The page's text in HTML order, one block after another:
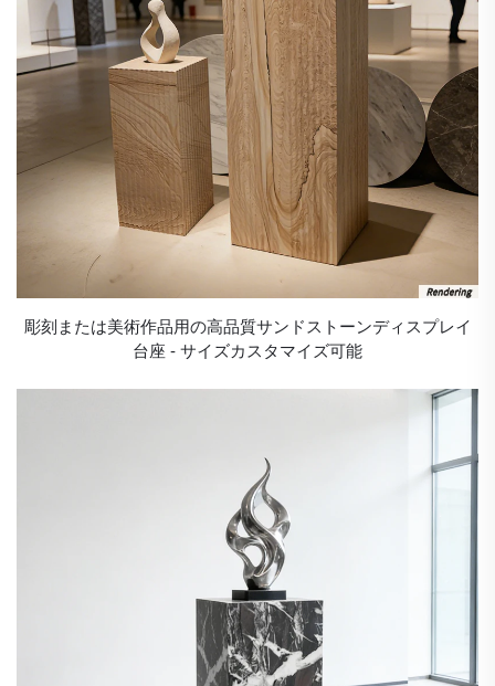
彫刻または美術作品用の高品質サンドストーンディスプレイ
台座 - サイズカスタマイズ可能